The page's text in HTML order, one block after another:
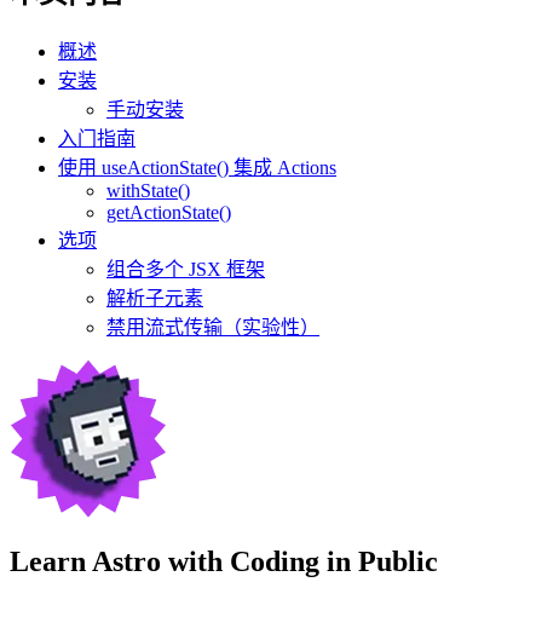
概述
安装
手动安装
入门指南
使用 useActionState() 集成 Actions
withState()
getActionState()
选项
组合多个 JSX 框架
解析子元素
禁用流式传输（实验性）
Learn Astro with Coding in Public